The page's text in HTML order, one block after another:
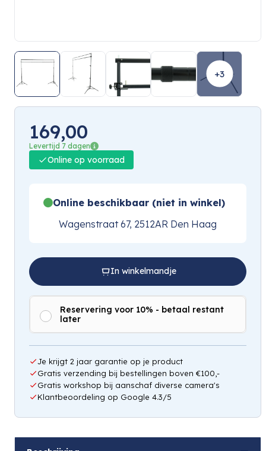
+3
169,00
Levertijd 7 dagen
Online op voorraad
Online beschikbaar (niet in winkel)
Wagenstraat 67, 2512AR Den Haag
In winkelmandje
Reservering voor 10% - betaal restant
later
Je krijgt 2 jaar garantie op je product
Gratis verzending bij bestellingen boven €100,-
Gratis workshop bij aanschaf diverse camera's
Klantbeoordeling op Google 4.3/5